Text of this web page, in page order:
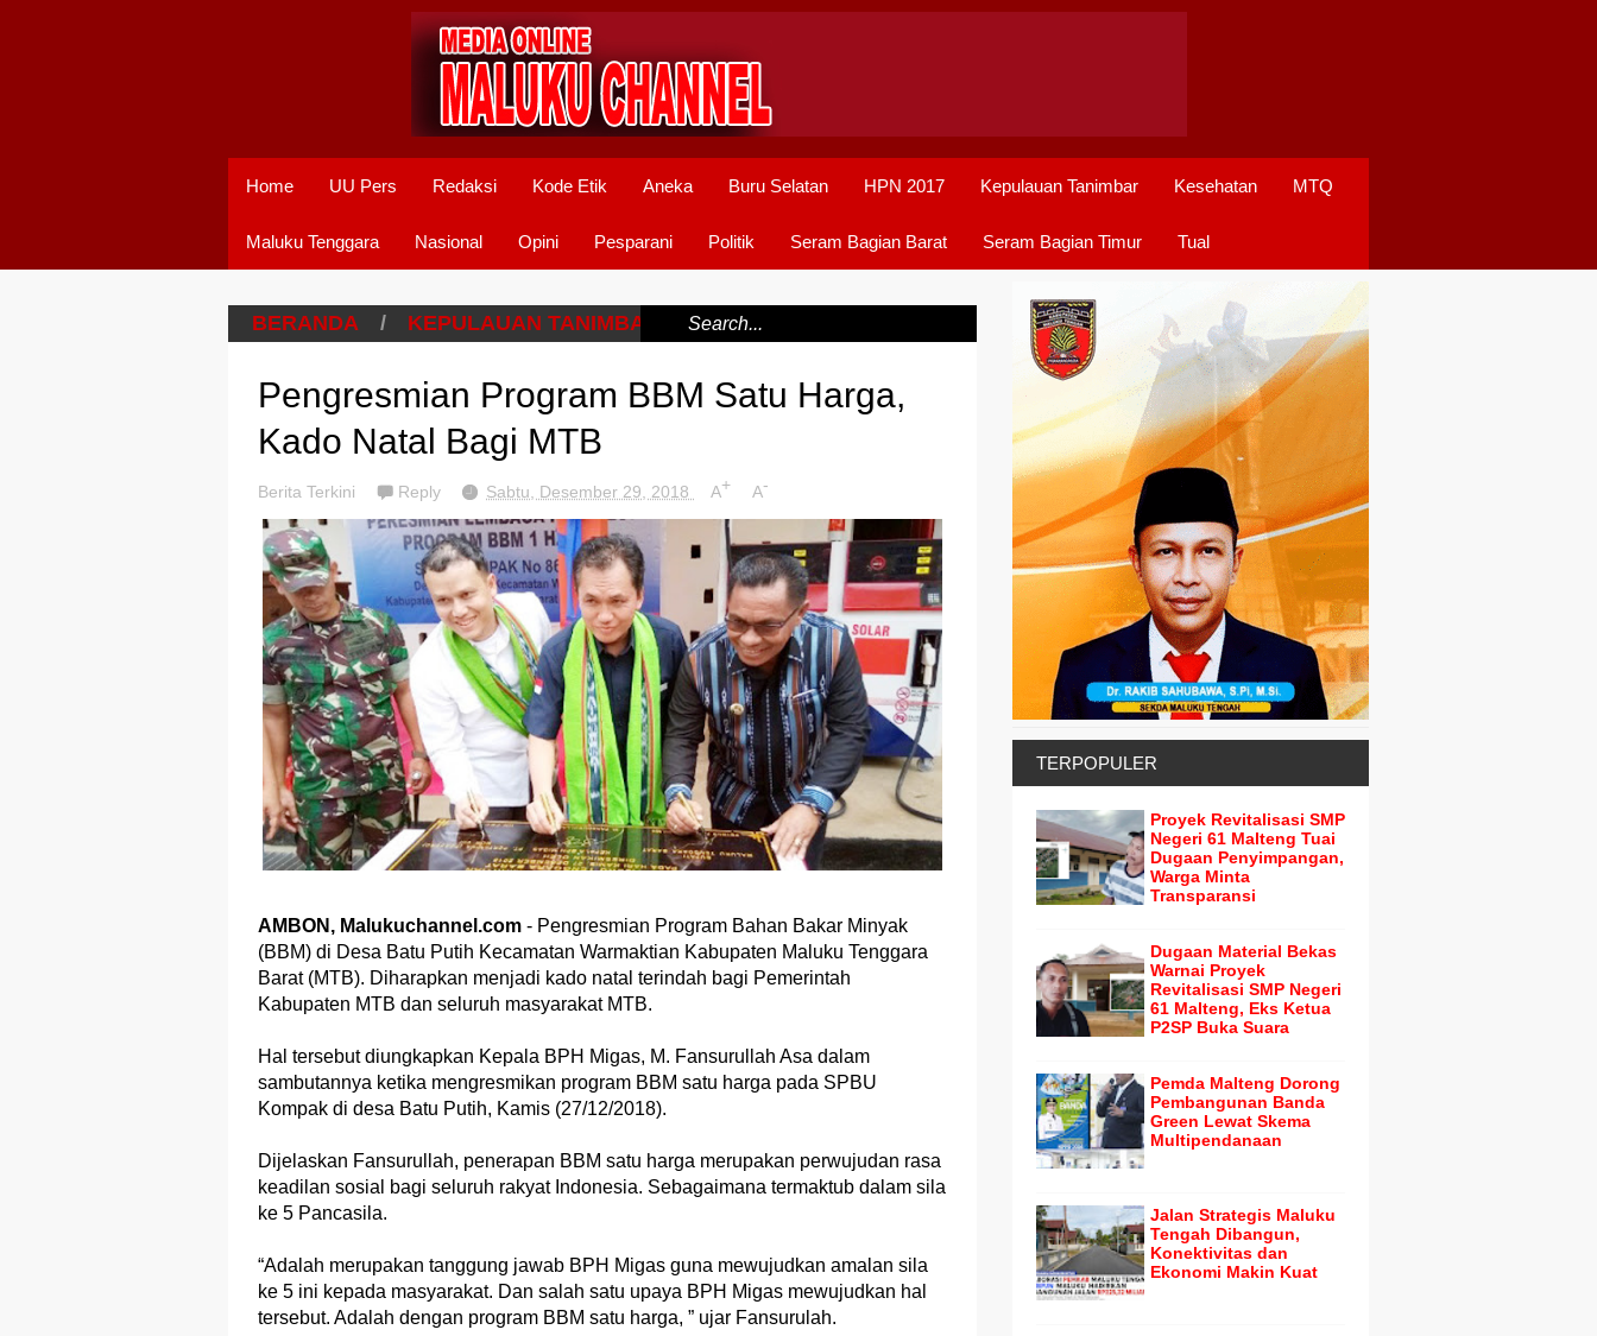
Home UU Pers Redaksi Kode Etik Aneka Buru Selatan HPN 2017 Kepulauan Tanimbar Kesehatan MTQ
Maluku Tenggara Nasional Opini Pesparani Politik Seram Bagian Barat Seram Bagian Timur Tual
BERANDA / KEPULAUAN TANIMBAR
Pengresmian Program BBM Satu Harga,
Kado Natal Bagi MTB
Berita Terkini Reply Sabtu, Desember 29, 2018 A+ A-
AMBON, Malukuchannel.com - Pengresmian Program Bahan Bakar Minyak
(BBM) di Desa Batu Putih Kecamatan Warmaktian Kabupaten Maluku Tenggara
Barat (MTB). Diharapkan menjadi kado natal terindah bagi Pemerintah
Kabupaten MTB dan seluruh masyarakat MTB.
Hal tersebut diungkapkan Kepala BPH Migas, M. Fansurullah Asa dalam
sambutannya ketika mengresmikan program BBM satu harga pada SPBU
Kompak di desa Batu Putih, Kamis (27/12/2018).
Dijelaskan Fansurullah, penerapan BBM satu harga merupakan perwujudan rasa
keadilan sosial bagi seluruh rakyat Indonesia. Sebagaimana termaktub dalam sila
ke 5 Pancasila.
“Adalah merupakan tanggung jawab BPH Migas guna mewujudkan amalan sila
ke 5 ini kepada masyarakat. Dan salah satu upaya BPH Migas mewujudkan hal
tersebut. Adalah dengan program BBM satu harga, ” ujar Fansurulah.
TERPOPULER
Proyek Revitalisasi SMP
Negeri 61 Malteng Tuai
Dugaan Penyimpangan,
Warga Minta
Transparansi
Dugaan Material Bekas
Warnai Proyek
Revitalisasi SMP Negeri
61 Malteng, Eks Ketua
P2SP Buka Suara
Pemda Malteng Dorong
Pembangunan Banda
Green Lewat Skema
Multipendanaan
Jalan Strategis Maluku
Tengah Dibangun,
Konektivitas dan
Ekonomi Makin Kuat